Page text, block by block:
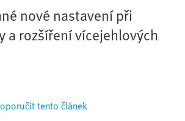
nové nastavení při
a rozšíření vícejehlových
tento článek